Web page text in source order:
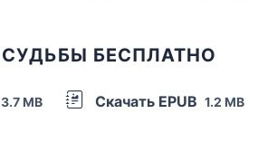
БЕСПЛАТНО
3.7 MB Скачать EPUB 1.2 MB